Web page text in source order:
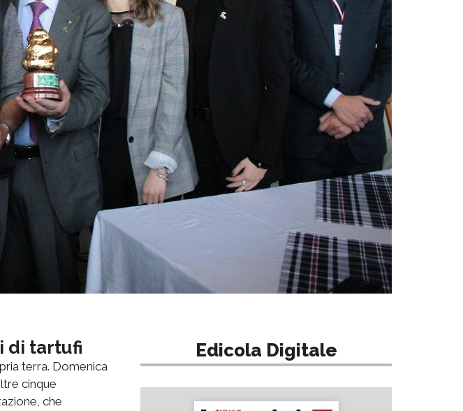
di tartufi
terra. Domenica
cinque
che
Edicola Digitale